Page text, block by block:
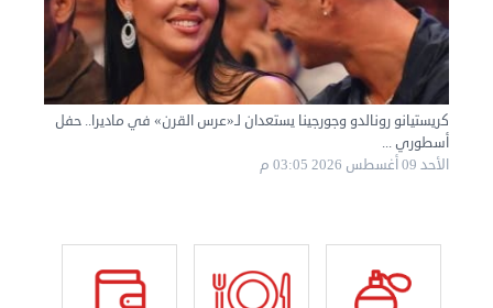
كريستيانو رونالدو وجورجينا يستعدان لـ«عرس القرن» في ماديرا.. حفل
أسطوري ...
الأحد 09 أغسطس 2026 03:05 م